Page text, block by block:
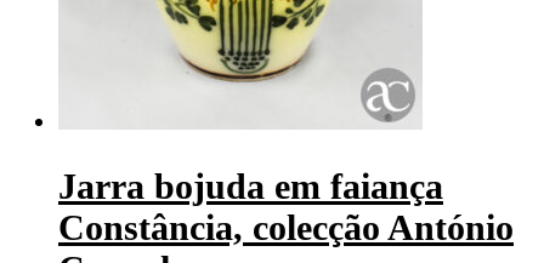
Jarra bojuda em faiança
Constância, colecção António